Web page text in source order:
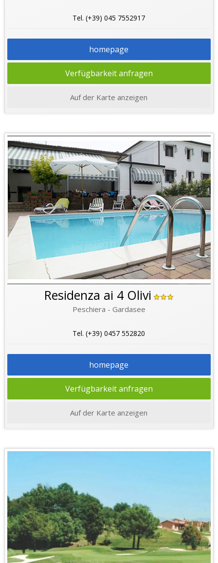
Tel. (+39) 045 7552917
homepage
Verfügbarkeit anfragen
Auf der Karte anzeigen
Residenza ai 4 Olivi
Peschiera - Gardasee
Tel. (+39) 0457 552820
homepage
Verfügbarkeit anfragen
Auf der Karte anzeigen